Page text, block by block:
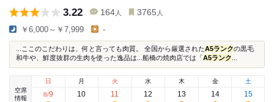
3.22 164 人 3765 人
￥6,000～￥7,999 -
...ここのこだわりは、何と言っても肉質。 全国から厳選されたA5ランクの黒毛
和牛や、鮮度抜群の生肉を使った逸品は...船橋の焼肉店では「A5ランク
空席
情報
日
8/9
月
10
火
11
水
12
木
13
金
14
土
15